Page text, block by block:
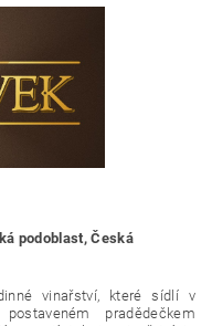
podoblast, Česká
vinařství, které sídlí v
pradědečkem